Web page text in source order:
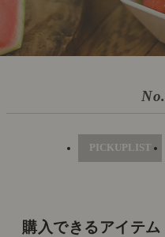
No.
PICKUPLIST
購入できるアイテム